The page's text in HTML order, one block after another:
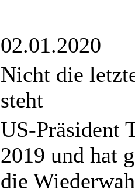
02.01.2020
Nicht die
steht
US-Präsident
2019 und hat
die